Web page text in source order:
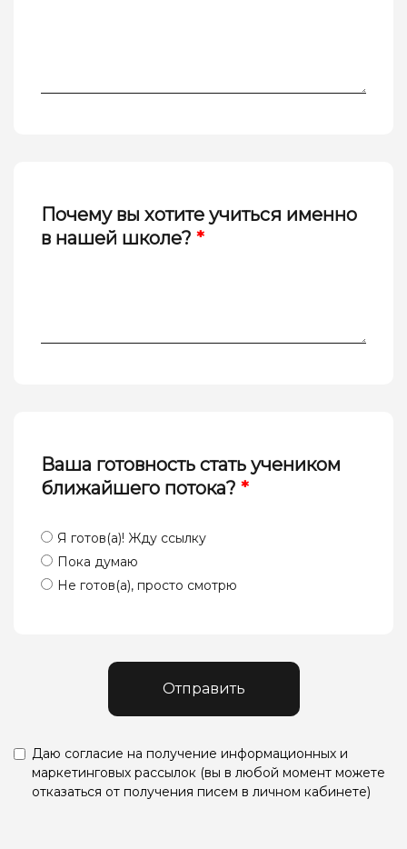
Почему вы хотите учиться именно
в нашей школе? *
Ваша готовность стать учеником
ближайшего потока? *
Я готов(а)! Жду ссылку
Пока думаю
Не готов(а), просто смотрю
Отправить
Даю согласие на получение информационных и
маркетинговых рассылок (вы в любой момент можете
отказаться от получения писем в личном кабинете)